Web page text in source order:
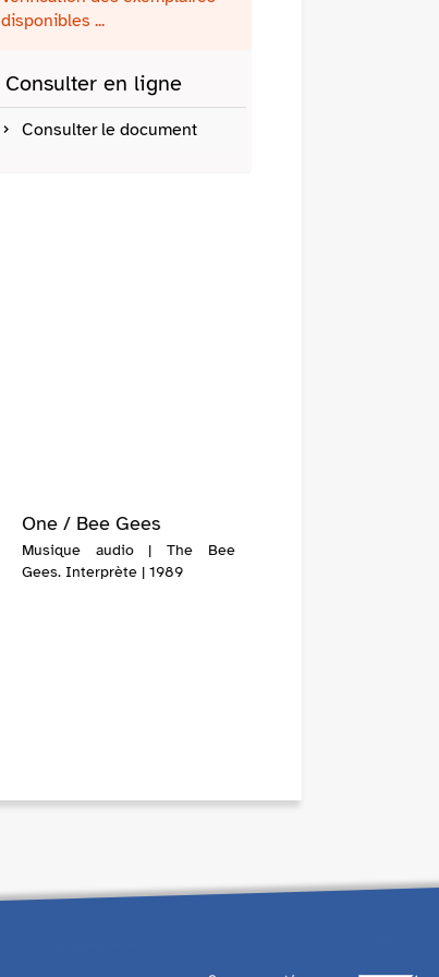
disponibles ...
Consulter en ligne
Consulter le document
One / Bee Gees
Musique audio | The Bee
Gees. Interprète | 1989